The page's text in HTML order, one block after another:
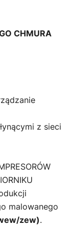
CHMURA
z sieci
malowanego
zew).